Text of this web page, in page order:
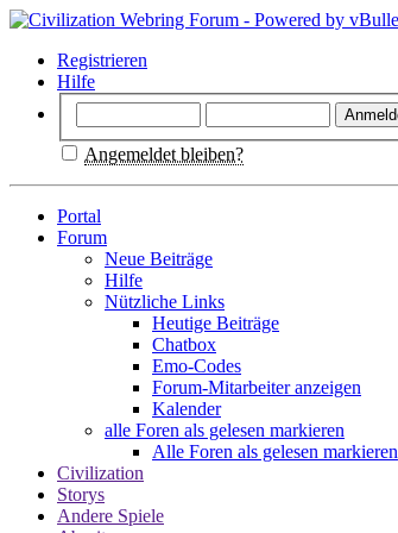
Registrieren
Hilfe
Angemeldet bleiben?
Portal
Forum
Neue Beiträge
Hilfe
Nützliche Links
Heutige Beiträge
Chatbox
Emo-Codes
Forum-Mitarbeiter anzeigen
Kalender
alle Foren als gelesen markieren
Alle Foren als gelesen markieren
Civilization
Storys
Andere Spiele